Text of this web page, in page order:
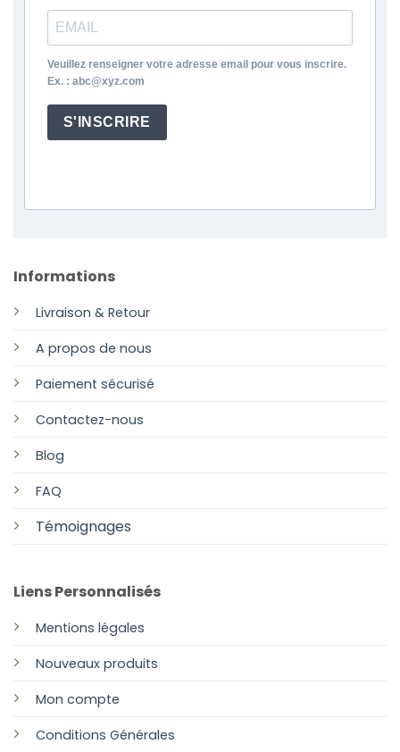
Informations
Livraison & Retour
A propos de nous
Paiement sécurisé
Contactez-nous
Blog
FAQ
Témoignages
Liens Personnalisés
Mentions légales
Nouveaux produits
Mon compte
Conditions Générales
Veuillez renseigner votre adresse email pour vous inscrire.
Ex. : abc@xyz.com
S'INSCRIRE